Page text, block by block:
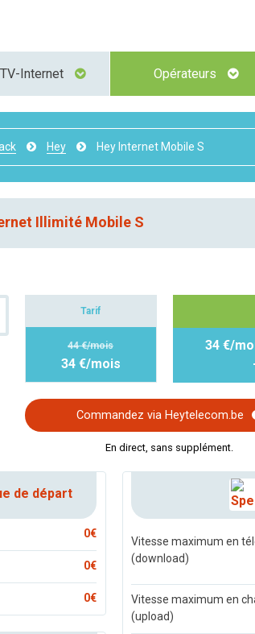
Internet Opérateurs
Hey Hey Internet Mobile S
Illimité Mobile S
Tarif
44 €/mois
34 €/mois
34 €/
Commandez via Heytelecom.be
En direct, sans supplément.
de départ
0€
0€
0€
Vitesse maximum en
(download)
Vitesse maximum en
(upload)